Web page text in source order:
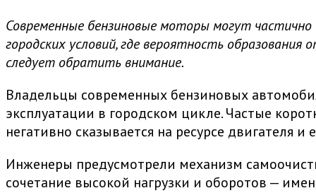
Современные бензиновые моторы могут
городских условий, где вероятность
следует обратить внимание.
Владельцы современных бензиновых
эксплуатации в городском цикле. Частые
негативно сказывается на ресурсе двигателя и
Инженеры предусмотрели механизм
сочетание высокой нагрузки и оборотов —